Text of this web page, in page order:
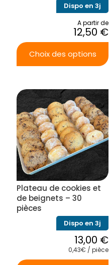
Dispo en 3j
A partir de
12,50 €
Choix des options
a
plusieurs
variations.
Les
options
peuvent
être
choisies
sur
la
page
du
Plateau de cookies et
de beignets – 30
pièces
Dispo en 3j
13,00 €
0,43€ / pièce